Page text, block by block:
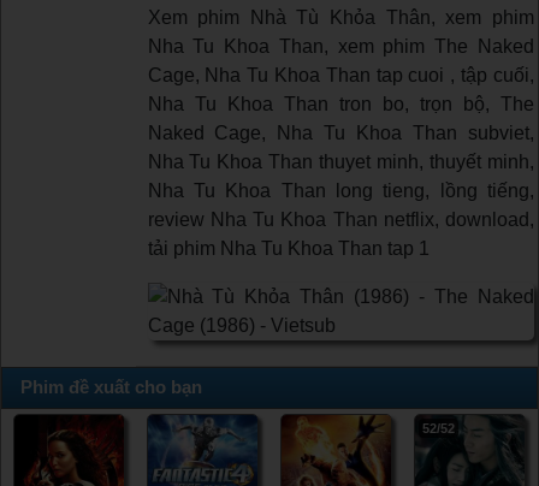
Xem phim Nhà Tù Khỏa Thân, xem phim
Nha Tu Khoa Than, xem phim The Naked
Cage, Nha Tu Khoa Than tap cuoi , tập cuối,
Nha Tu Khoa Than tron bo, trọn bộ, The
Naked Cage, Nha Tu Khoa Than subviet,
Nha Tu Khoa Than thuyet minh, thuyết minh,
Nha Tu Khoa Than long tieng, lồng tiếng,
review Nha Tu Khoa Than netflix, download,
tải phim Nha Tu Khoa Than tap 1
Phim đề xuất cho bạn
52/52